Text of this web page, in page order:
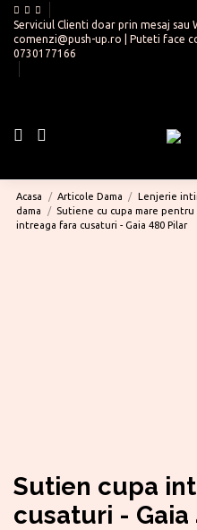
Serviciul Clienti doar prin mesaj sau
comenzi@push-up.ro | Puteti face
0730177166
Acasa Articole Dama Lenjerie
dama
Sutiene cu cupa mare pentru
intreaga fara cusaturi - Gaia 480 Pilar
Sutien cupa
cusaturi - Gaia